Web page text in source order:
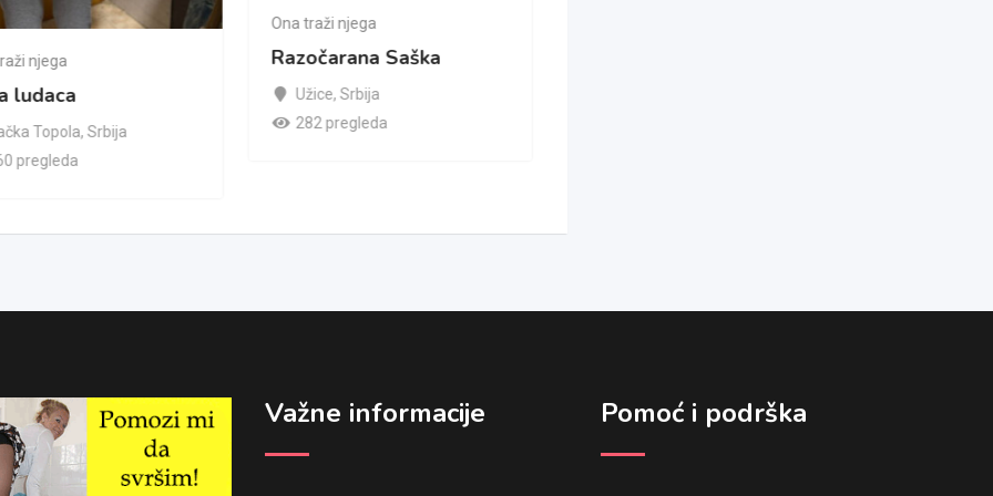
njega
ludaca
Topola, Srbija
pregleda
Ona traži njega
Razočarana Saška
Užice, Srbija
282 pregleda
Važne informacije Pomoć i podrška